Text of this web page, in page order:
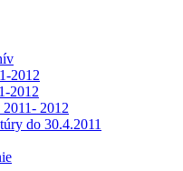
2012
2012
2012
do 30.4.2011